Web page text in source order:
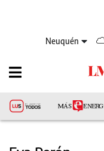
Neuquén